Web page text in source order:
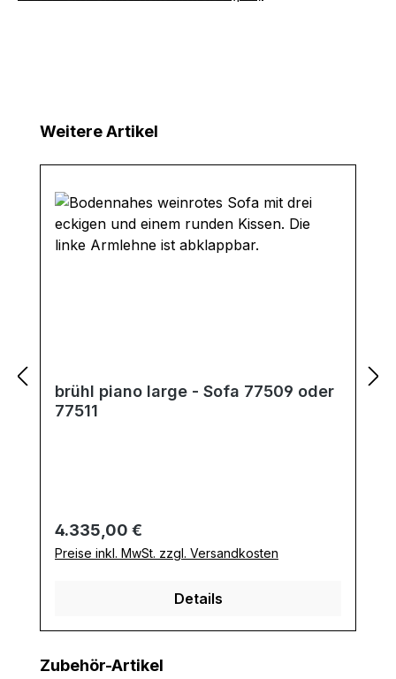
Produktgalerie überspringen
Weitere Artikel
brühl piano large - Sofa 77509 oder
77511
Regulärer Preis:
4.335,00 €
Preise inkl. MwSt. zzgl. Versandkosten
Details
Produktgalerie überspringen
Zubehör-Artikel